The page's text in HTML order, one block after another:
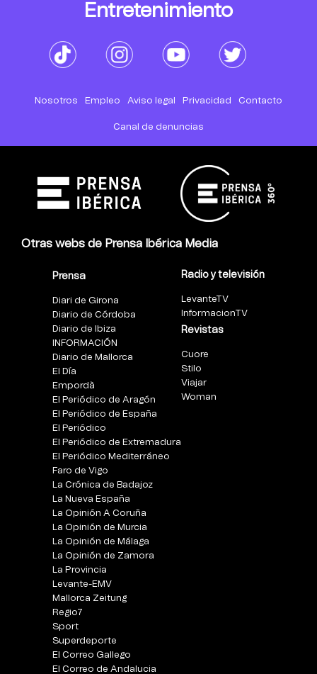
Entretenimiento
Nosotros Empleo Aviso legal Privacidad Contacto
Canal de denuncias
Otras webs de Prensa Ibérica Media
Prensa
Diari de Girona
Diario de Córdoba
Diario de Ibiza
INFORMACIÓN
Diario de Mallorca
El Día
Empordà
El Periódico de Aragón
El Periódico de España
El Periódico
El Periódico de Extremadura
El Periódico Mediterráneo
Faro de Vigo
La Crónica de Badajoz
La Nueva España
La Opinión A Coruña
La Opinión de Murcia
La Opinión de Málaga
La Opinión de Zamora
La Provincia
Levante-EMV
Mallorca Zeitung
Regio7
Sport
Superdeporte
El Correo Gallego
El Correo de Andalucia
Radio y televisión
LevanteTV
InformacionTV
Revistas
Cuore
Stilo
Viajar
Woman